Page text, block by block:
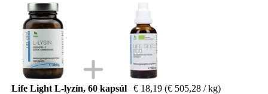
Life Light L-lyzín, 60 kapsúl € 18,19 (€ 505,28 / kg)